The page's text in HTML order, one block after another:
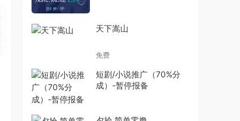
天下嵩山
免费
短剧/小说推广（70%分
成）-暂停报备